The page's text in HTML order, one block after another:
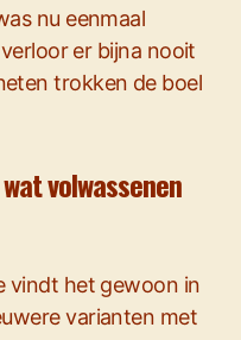
nu eenmaal
er bijna nooit
trokken de boel
volwassenen
vindt het gewoon in
varianten met